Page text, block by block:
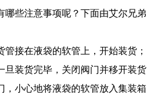
哪些注意事项呢？下面由艾尔兄弟
接在液袋的软管上，开始装货；
旦装货完毕，关闭阀门并移开装货
，小心地将液袋的软管放入集装箱